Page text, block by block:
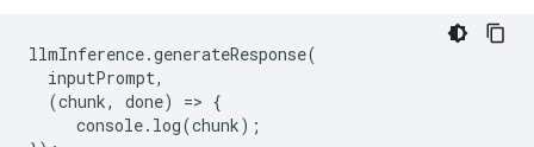
llmInference.generateResponse(
inputPrompt,
(chunk, done) => {
console. log(chunk);